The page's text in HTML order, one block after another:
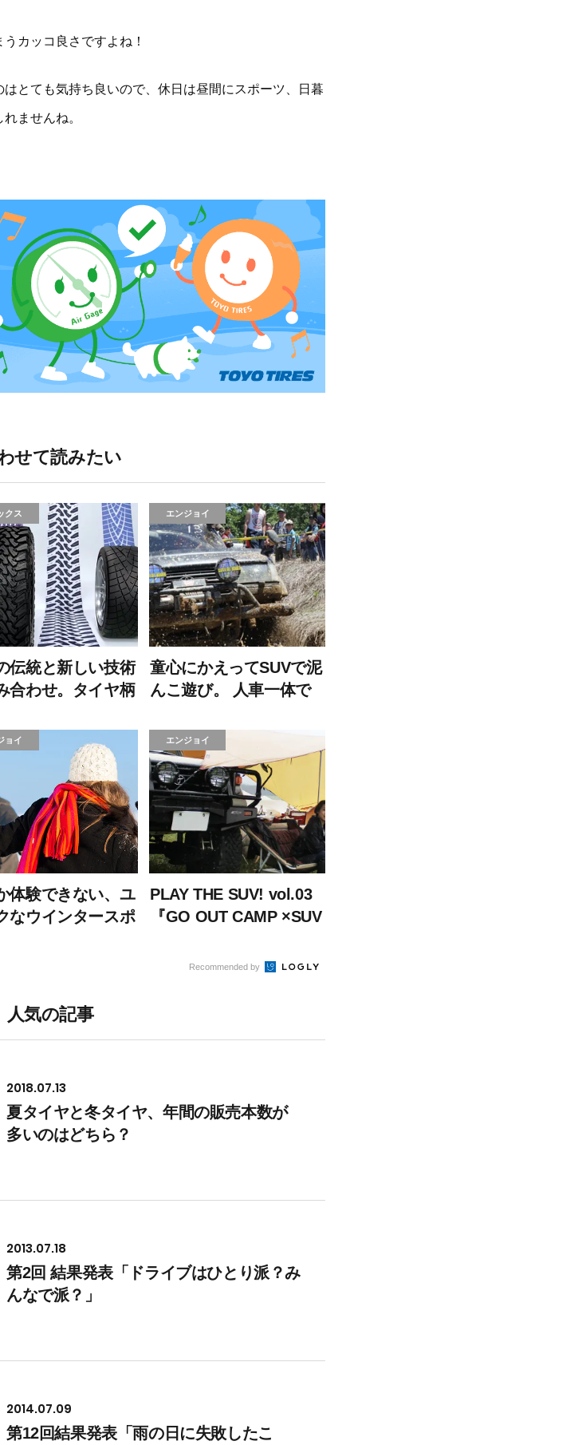
カッコ良さですよね！
とても気持ち良いので、休日は昼間にスポーツ、日暮
ませんね。
せて読みたい
クス
伝統と新しい技術
合わせ。タイヤ柄
エンジョイ
童心にかえってSUVで泥
んこ遊び。 人車一体で
ス。【1】
ョイ
体験できない、ユ
なウインタースポ
エンジョイ
PLAY THE SUV! vol.03
『GO OUT CAMP ×SUV
Recommended by
人気の記事
2018.07.13
夏タイヤと冬タイヤ、年間の販売本数が
多いのはどちら？
2013.07.18
第2回 結果発表「ドライブはひとり派？み
んなで派？」
2014.07.09
第12回結果発表「雨の日に失敗したこ